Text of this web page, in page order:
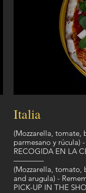
Italia
(Mozzarella, tomate,
parmesano y rúcula)
RECOGIDA EN LA
————
(Mozzarella, tomato,
and arugula) -
PICK-UP IN THE